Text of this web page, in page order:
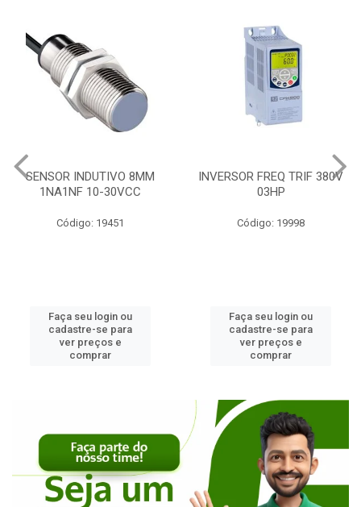
SENSOR INDUTIVO 8MM
1NA1NF 10-30VCC
Código: 19451
Faça seu login ou
cadastre-se para
ver preços e
comprar
INVERSOR FREQ TRIF 380V
03HP
Código: 19998
Faça seu login ou
cadastre-se para
ver preços e
comprar